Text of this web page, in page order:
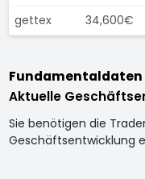
gettex 34,600€
Fundamentaldaten
Aktuelle
Sie benötigen die
Geschäftsentwicklung